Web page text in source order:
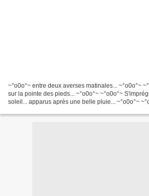
~°o0o°~ entre deux averses matinales... ~°o0o°~
sur la pointe des pieds... ~°o0o°~ ~°o0o°~
soleil... apparus après une belle pluie... ~°o0o°~